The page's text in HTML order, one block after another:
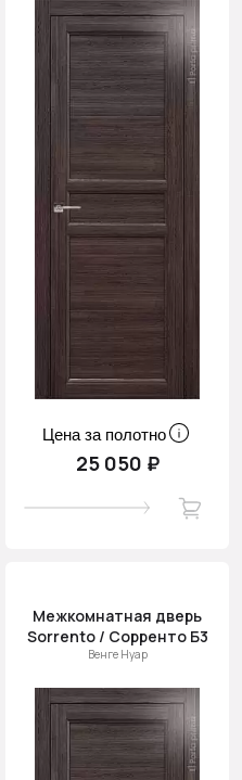
Цена за полотно
25 050 ₽
Межкомнатная дверь
Sorrento / Сорренто Б3
Венге Нуар